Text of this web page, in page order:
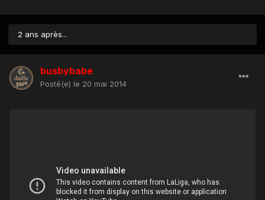
2 ans après...
busbybabe
Posté(e) le 20 mai 2014